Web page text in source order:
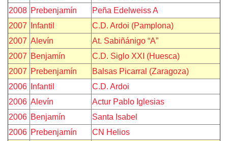
2008 Prebenjamín
Peña Edelweiss A
2007
Infantil
C.D. Ardoi (Pamplona)
2007 Alevín
At. Sabiñánigo “A”
2007 Benjamín
C.D. Siglo XXI (Huesca)
2007 Prebenjamín
Balsas Picarral (Zaragoza)
2006
Infantil
C.D. Ardoi
2006 Alevín
Actur Pablo Iglesias
2006 Benjamín
Santa Isabel
2006 Prebenjamín
CN Helios